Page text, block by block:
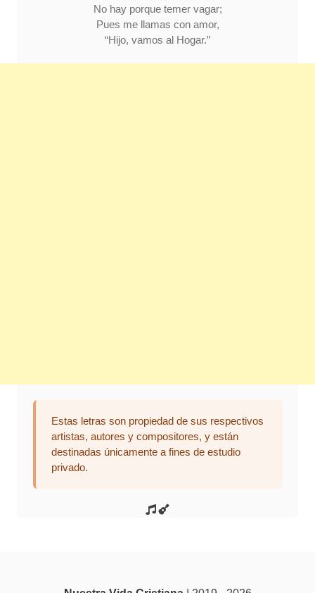
No hay porque temer vagar;
Pues me llamas con amor,
“Hijo, vamos al Hogar.”
Estas letras son propiedad de sus respectivos
artistas, autores y compositores, y están
destinadas únicamente a fines de estudio
privado.